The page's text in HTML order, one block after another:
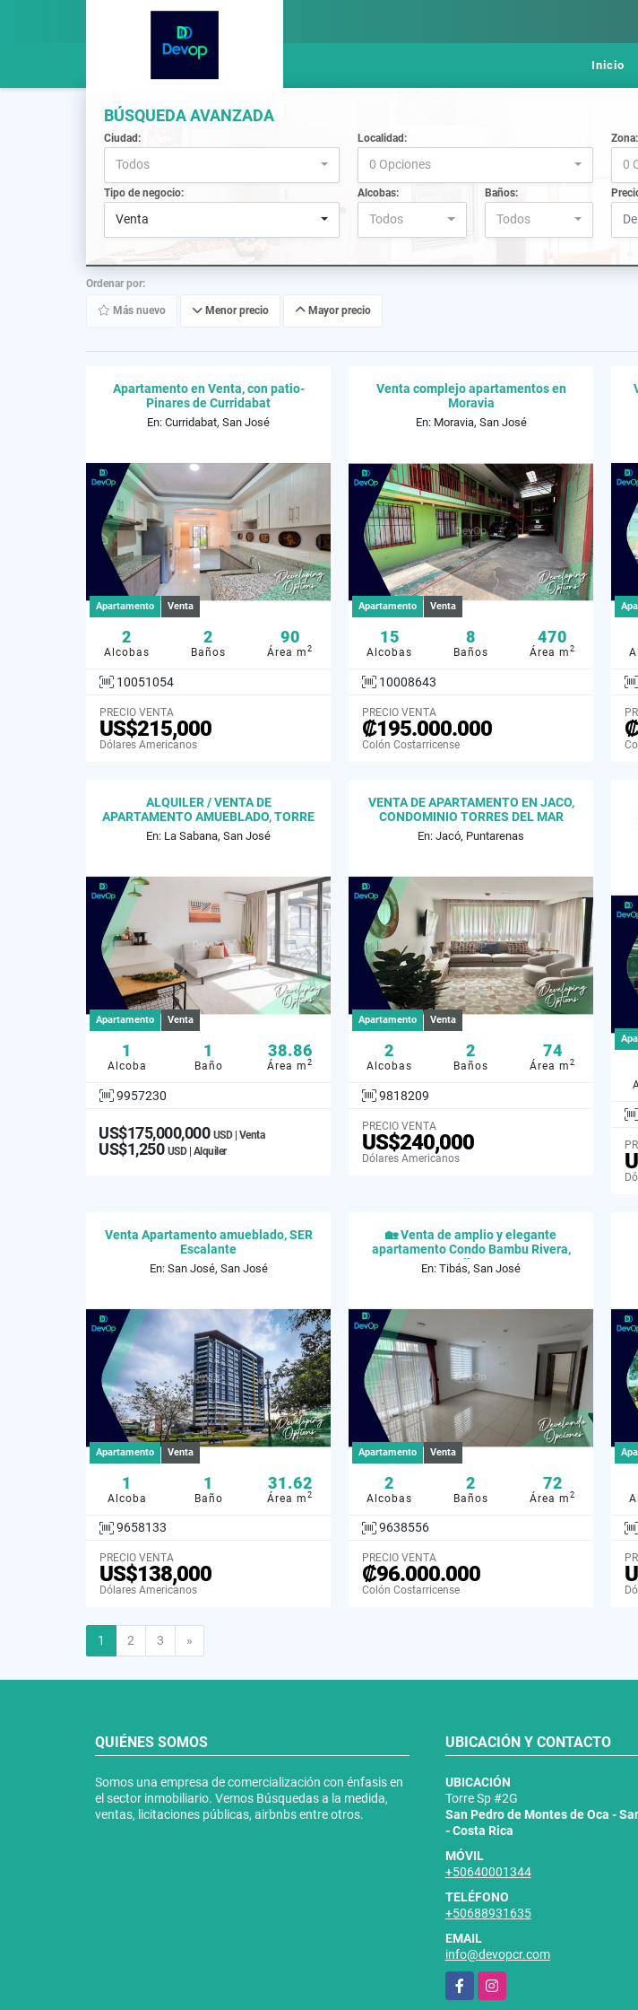
Inicio
BÚSQUEDA AVANZADA
Ciudad:
Todos
Localidad:
0 Opciones
Zona:
0
Tipo de negocio:
Venta
Alcobas:
Todos
Baños:
Todos
Ordenar por:
Más nuevo Menor precio Mayor precio
Apartamento en Venta, con patio-
Pinares de Curridabat
En: Curridabat, San José
Apartamento Venta
2
Alcobas
2
Baños
90
Área m 2
10051054
PRECIO VENTA
US$215,000
Dólares Americanos
Venta complejo apartamentos en
Moravia
En: Moravia, San José
Apartamento Venta
15
Alcobas
8
Baños
470
Área m 2
10008643
PRECIO VENTA
₡195.000.000
Colón Costarricense
ALQUILER / VENTA DE
APARTAMENTO AMUEBLADO, TORRE
SKY, NUNCIATURA
En: La Sabana, San José
Apartamento Venta
1
Alcoba
1
Baño
38.86
Área m 2
9957230
US$175,000,000 USD | Venta
US$1,250 USD | Alquiler
VENTA DE APARTAMENTO EN JACO,
CONDOMINIO TORRES DEL MAR
En: Jacó, Puntarenas
Apartamento Venta
2
Alcobas
2
Baños
74
Área m 2
9818209
PRECIO VENTA
US$240,000
Dólares Americanos
Venta Apartamento amueblado, SER
Escalante
En: San José, San José
Apartamento Venta
1
Alcoba
1
Baño
31.62
Área m 2
9658133
PRECIO VENTA
US$138,000
Dólares Americanos
🏡 Venta de amplio y elegante
apartamento Condo Bambu Rivera,
Tibas
En: Tibás, San José
Apartamento Venta
2
Alcobas
2
Baños
72
Área m 2
9638556
PRECIO VENTA
₡96.000.000
Colón Costarricense
1 2 3 »
QUIÉNES SOMOS
Somos una empresa de comercialización con énfasis en
el sector inmobiliario. Vemos Búsquedas a la medida,
ventas, licitaciones públicas, airbnbs entre otros.
UBICACIÓN Y CONTACTO
UBICACIÓN
Torre Sp #2G
San Pedro de Montes de Oca -
- Costa Rica
MÓVIL
+50640001344
TELÉFONO
+50688931635
EMAIL
info@devopcr.com
FacebookInstagram